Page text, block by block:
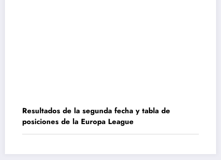
Resultados de la segunda fecha y tabla de
posiciones de la Europa League